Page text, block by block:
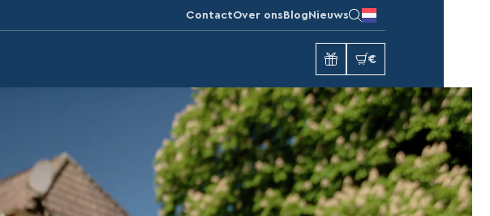
ContactOver ons Blog Nieuws
€